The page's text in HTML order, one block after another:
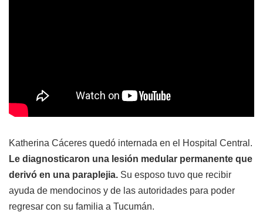
Katherina Cáceres quedó internada en el Hospital Central.
Le diagnosticaron una lesión medular permanente que
derivó en una paraplejia. Su esposo tuvo que recibir
ayuda de mendocinos y de las autoridades para poder
regresar con su familia a Tucumán.